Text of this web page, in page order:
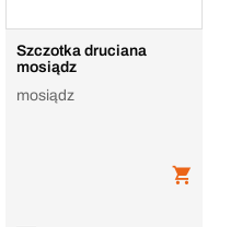
Szczotka druciana
mosiądz
mosiądz